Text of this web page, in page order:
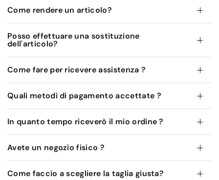
Come rendere un articolo?
Posso effettuare una sostituzione
dell'articolo?
Come fare per ricevere assistenza ?
Quali metodi di pagamento accettate ?
In quanto tempo riceverò il mio ordine ?
Avete un negozio fisico ?
Come faccio a scegliere la taglia giusta?